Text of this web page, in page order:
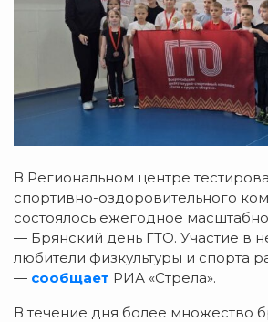
В Региональном центре
спортивно-оздоровительного
состоялось ежегодное
— Брянский день ГТО. Участие в
любители физкультуры и спорта
— сообщает РИА «Стрела».
В течение дня более множество